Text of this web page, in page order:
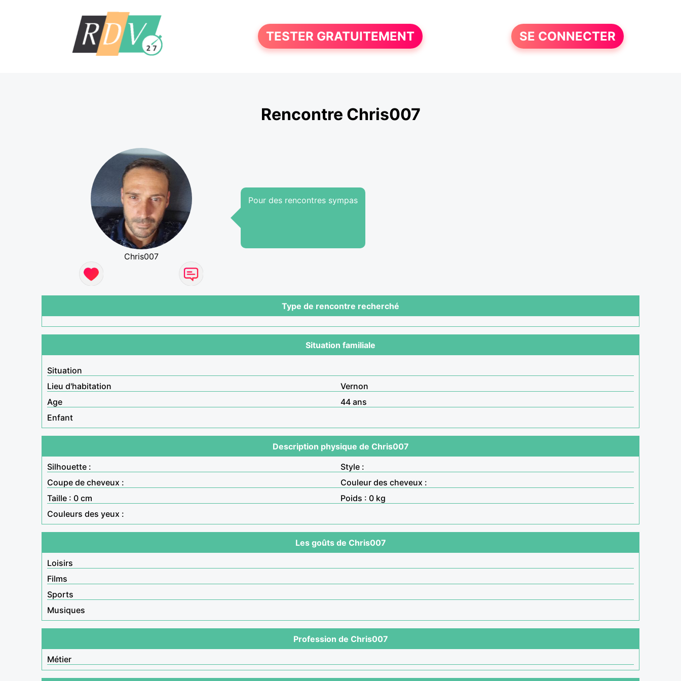
TESTER GRATUITEMENT SE CONNECTER
Rencontre Chris007
Chris007
Pour des rencontres sympas
Type de rencontre recherché
Situation familiale
Situation
Lieu d'habitation
Vernon
Age
44 ans
Enfant
Description physique de Chris007
Silhouette :
Style :
Coupe de cheveux :
Couleur des cheveux :
Taille : 0 cm
Poids : 0 kg
Couleurs des yeux :
Les goûts de Chris007
Loisirs
Films
Sports
Musiques
Profession de Chris007
Métier